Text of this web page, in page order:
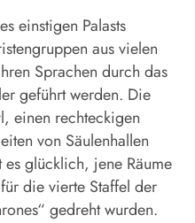
einstigen Palasts
aus vielen
Sprachen durch das
geführt werden. Die
einen rechteckigen
von Säulenhallen
glücklich, jene Räume
die vierte Staffel der
gedreht wurden.